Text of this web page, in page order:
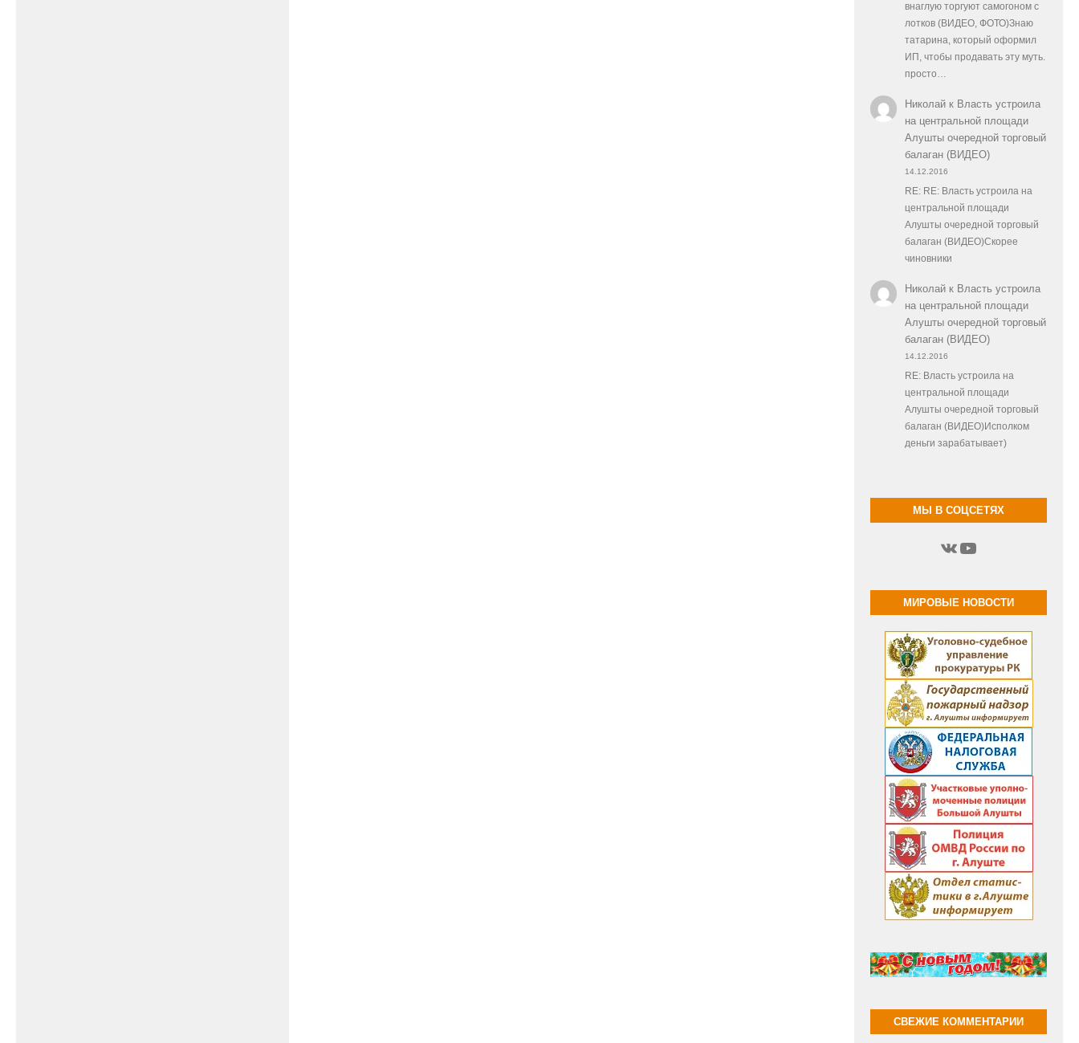
внаглую торгуют самогоном с
лотков (ВИДЕО, ФОТО)Знаю
татарина, который оформил
ИП, чтобы продавать эту муть.
просто…
Николайк Власть устроила
на центральной площади
Алушты очередной торговый
балаган (ВИДЕО)
14.12.2016
RE: RE: Власть устроила на
центральной площади
Алушты очередной торговый
балаган (ВИДЕО)Скорее
чиновники
Николайк Власть устроила
на центральной площади
Алушты очередной торговый
балаган (ВИДЕО)
14.12.2016
RE: Власть устроила на
центральной площади
Алушты очередной торговый
балаган (ВИДЕО)Исполком
деньги зарабатывает)
МЫ В СОЦСЕТЯХ
ВКонтакте
YouTube
МИРОВЫЕ НОВОСТИ
СВЕЖИЕ КОММЕНТАРИИ